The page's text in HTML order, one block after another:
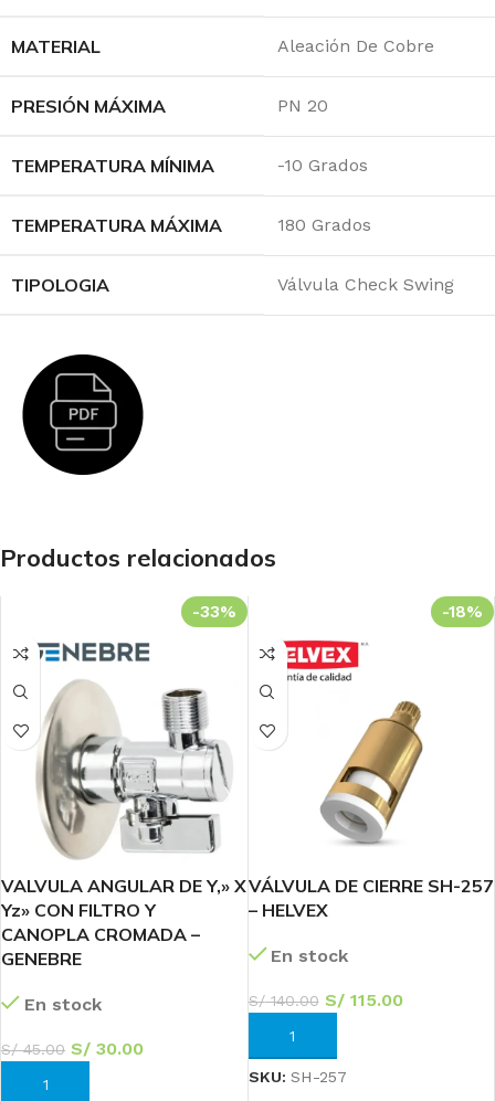
MATERIAL Aleación De Cobre
PRESIÓN MÁXIMA PN 20
TEMPERATURA MÍNIMA -10 Grados
TEMPERATURA MÁXIMA 180 Grados
TIPOLOGIA Válvula Check Swing
Productos relacionados
-33%
VALVULA ANGULAR DE Y,» X
Yz» CON FILTRO Y
CANOPLA CROMADA –
GENEBRE
En stock
S/45.00 S/ 30.00
AÑADIR AL CARRITO
-18%
VÁLVULA DE CIERRE SH-257
– HELVEX
En stock
S/140.00 S/115.00
AÑADIR AL CARRITO
SKU: SH-257